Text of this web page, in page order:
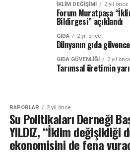
İKLIM DEĞIŞIMI 2 yıl önce
Forum Muratpaşa
Bildirgesi” açıklandı
GIDA 2 yıl önce
Dünyanın gıda
GIDA GÜVENLIĞI 2 yıl
Tarımsal üretimin
RAPORLAR 2 yıl önce
Su Politikaları Derneği
YILDIZ, “İklim değişikliği
ekonomisini de fena